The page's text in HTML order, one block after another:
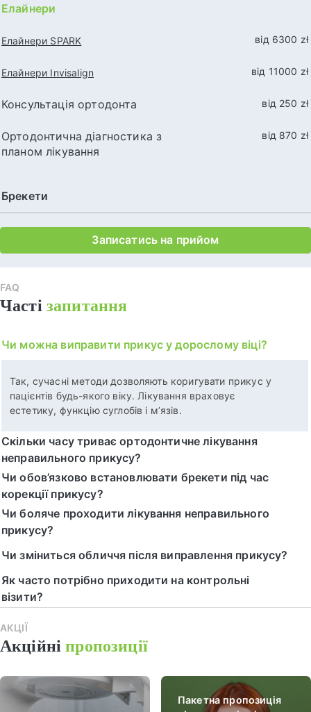
Елайнери
Елайнери SPARK від 6300 zł
Елайнери Invisalign від 11000 zł
Консультація ортодонта від 250 zł
Ортодонтична діагностика з
планом лікування
від 870 zł
Брекети
Записатись на прийом
FAQ
Часті запитання
Чи можна виправити прикус у дорослому віці?
Так, сучасні методи дозволяють коригувати прикус у
пацієнтів будь-якого віку. Лікування враховує
естетику, функцію суглобів і м’язів.
Скільки часу триває ортодонтичне лікування
неправильного прикусу?
Чи обов’язково встановлювати брекети під час
корекції прикусу?
Чи боляче проходити лікування неправильного
прикусу?
Чи зміниться обличчя після виправлення прикусу?
Як часто потрібно приходити на контрольні
візити?
АКЦІЇ
Акційніпропозиції
Пакетна пропозиція